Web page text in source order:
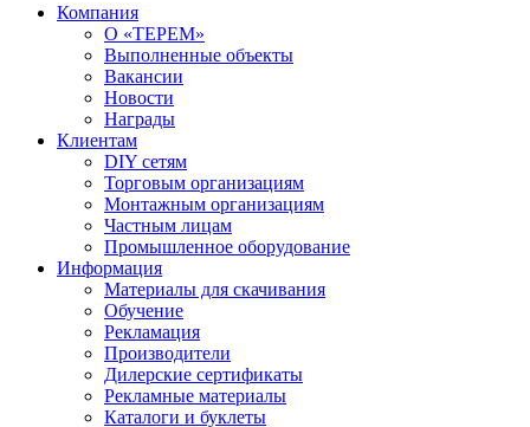
Компания
О «ТЕРЕМ»
Выполненные объекты
Вакансии
Новости
Награды
Клиентам
DIY сетям
Торговым организациям
Монтажным организациям
Частным лицам
Промышленное оборудование
Информация
Материалы для скачивания
Обучение
Рекламация
Производители
Дилерские сертификаты
Рекламные материалы
Каталоги и буклеты